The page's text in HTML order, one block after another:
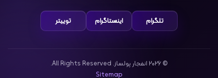
تلگرام اینستاگرام توییتر
© 2026 انفجار پولساز. All Rights Reserved.
Sitemap